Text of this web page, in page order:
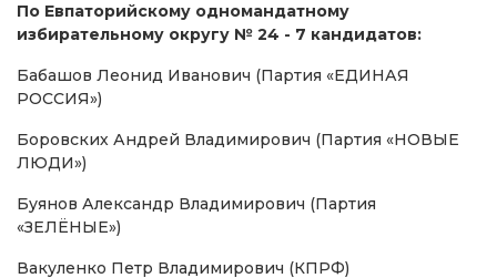
По Евпаторийскому одномандатному
избирательному округу № 24 - 7 кандидатов:
Бабашов Леонид Иванович (Партия «ЕДИНАЯ
РОССИЯ»)
Боровских Андрей Владимирович (Партия «НОВЫЕ
ЛЮДИ»)
Буянов Александр Владимирович (Партия
«ЗЕЛЁНЫЕ»)
Вакуленко Петр Владимирович (КПРФ)